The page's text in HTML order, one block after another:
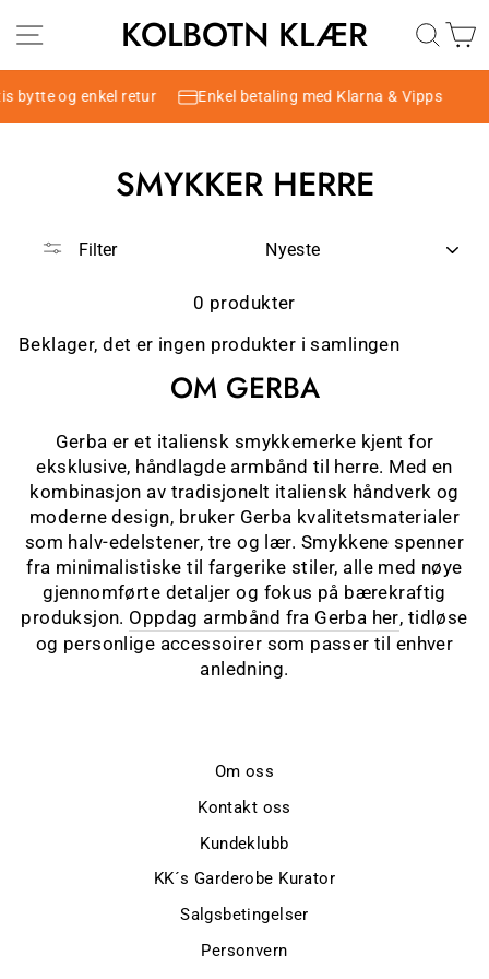
til
DAME HERRE
SIDENAVIGASJONKOLBOTN KLÆR SØK
bytte og enkel retur Enkel betaling med Klarna & Vipps
SMYKKER HERRE
Filter
0 produkter
Beklager, det er ingen produkter i samlingen
OM GERBA
Gerba er et italiensk smykkemerke kjent for
eksklusive, håndlagde armbånd til herre. Med en
kombinasjon av tradisjonelt italiensk håndverk og
moderne design, bruker Gerba kvalitetsmaterialer
som halv-edelstener, tre og lær. Smykkene spenner
fra minimalistiske til fargerike stiler, alle med nøye
gjennomførte detaljer og fokus på bærekraftig
produksjon. Oppdag armbånd fra Gerba her, tidløse
og personlige accessoirer som passer til enhver
anledning.
Om oss
Kontakt oss
Kundeklubb
KK´s Garderobe Kurator
Salgsbetingelser
Personvern